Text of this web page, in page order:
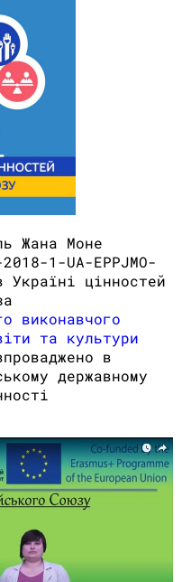
Жана Моне
1-UA-EPPJMO-
Україні цінностей
виконавчого
та культури
в
державному